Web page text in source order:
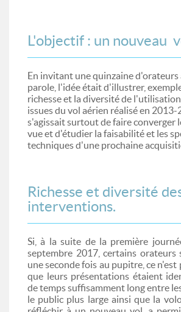
L'objectif : un nouveau
En invitant une quinzaine d'orateurs
parole, l'idée était d'illustrer,
richesse et la diversité de
issues du vol aérien réalisé en 2013-
s'agissait surtout de faire converger
vue et d'étudier la faisabilité et les
techniques d'une prochaine
Richesse et diversité
interventions.
Si, à la suite de la première
septembre 2017, certains orateurs
une seconde fois au pupitre, ce
que leurs présentations étaient
de temps suffisamment long entre
le public plus large ainsi que la